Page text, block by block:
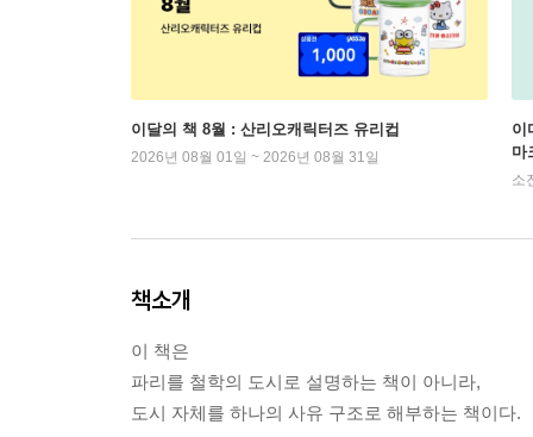
이달의 책 8월 : 산리오캐릭터즈 유리컵
2026년 08월 01일 ~ 2026년 08월 31일
이
마
소
책소개
이 책은
파리를 철학의 도시로 설명하는 책이 아니라,
도시 자체를 하나의 사유 구조로 해부하는 책이다.